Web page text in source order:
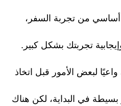
أساسي من تجربة السفر،
تجربتك بشكل كبير.
لبعض الأمور قبل اتخاذ
بسيطة في البداية، لكن هناك